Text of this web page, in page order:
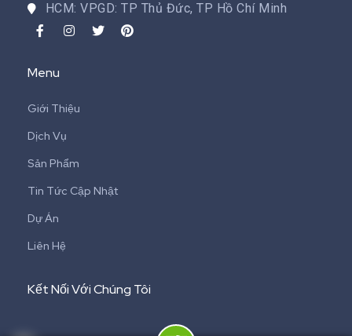
HCM: VPGD: TP Thủ Đức, TP Hồ Chí Minh
Menu
Giới Thiệu
Dịch Vụ
Sản Phẩm
Tin Tức Cập Nhật
Dự Án
Liên Hệ
Kết Nối Với Chúng Tôi